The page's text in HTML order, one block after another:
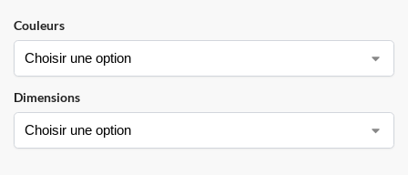
Couleurs
Dimensions